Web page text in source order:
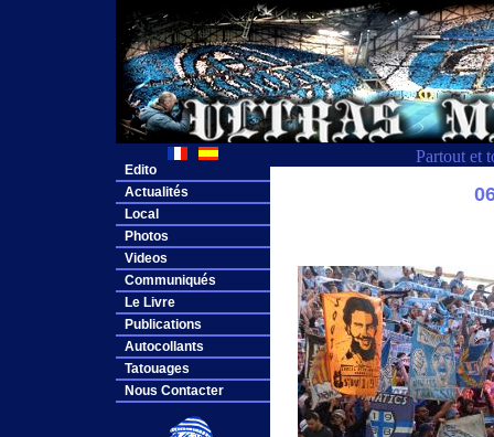
Partout et
Edito
Actualités
Local
Photos
Videos
Communiqués
Le Livre
Publications
Autocollants
Tatouages
Nous Contacter